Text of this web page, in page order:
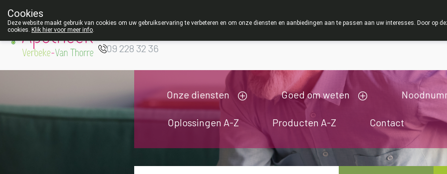
Apotheek Verbeke
- Van Thorre
09 228 32 36
Onze diensten Goed om weten
Oplossingen A-Z Producten A-Z Contact
Cookies
Deze website maakt gebruik van cookies om uw gebruikservaring te verbeteren en om onze diensten en aanbiedingen aan te passen aan uw interesses. Door op
cookies. Klik hier voor meer info.